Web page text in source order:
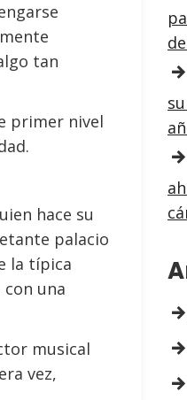
tan
primer nivel
hace su
palacio
la típica
una
musical
vez,